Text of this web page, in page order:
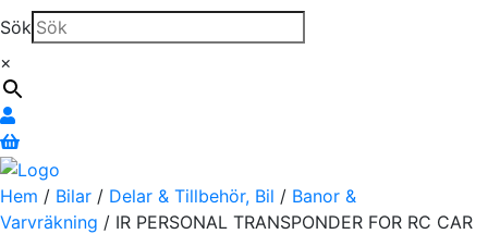
Sök
×
Hem / Bilar / Delar & Tillbehör, Bil / Banor &
Varvräkning / IR PERSONAL TRANSPONDER FOR RC CAR